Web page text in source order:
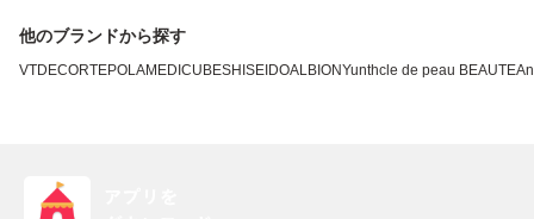
他のブランドから探す
VTDECORTEPOLAMEDICUBESHISEIDOALBIONYunthcle de peau BEAUTE